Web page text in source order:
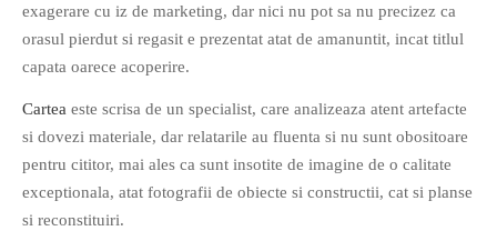
book for you. Take the
challenge of creating your
own acrostics and describing
famous movies by using the
very letters of their titles!
RASFOIESTE
exagerare cu iz de marketing, dar nici nu pot sa nu precizez ca
orasul pierdut si regasit e prezentat atat de amanuntit, incat titlul
capata oarece acoperire.
Cartea este scrisa de un specialist, care analizeaza atent artefacte
si dovezi materiale, dar relatarile au fluenta si nu sunt obositoare
pentru cititor, mai ales ca sunt insotite de imagine de o calitate
exceptionala, atat fotografii de obiecte si constructii, cat si planse
si reconstituiri.